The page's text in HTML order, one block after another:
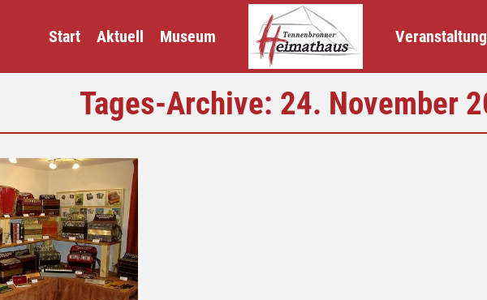
Start Aktuell Museum
Tages-Archive: 24. November